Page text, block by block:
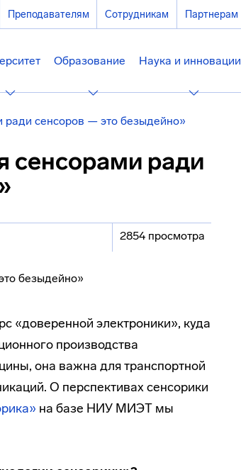
Преподавателям Сотрудникам Партнерам
Образование Наука и инновации
ради сенсоров — это безыдейно»
сенсорами ради
2854 просмотра
«доверенной электроники», куда
производства
она важна для транспортной
О перспективах сенсорики
на базе НИУ МИЭТ мы